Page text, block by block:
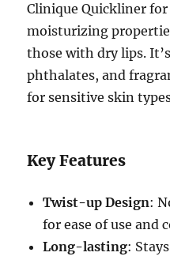
Clinique Quickliner
moisturizing
those with dry lips.
phthalates, and
for sensitive skin
Key Features
Twist-up Design:
for ease of use and
Long-lasting: